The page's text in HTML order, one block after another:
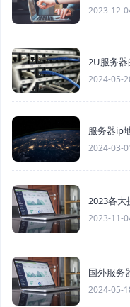
2023-12-
2U服务
2024-05-
服务器ip
2024-03-
2023各大
2023-11-
国外服务
2024-05-